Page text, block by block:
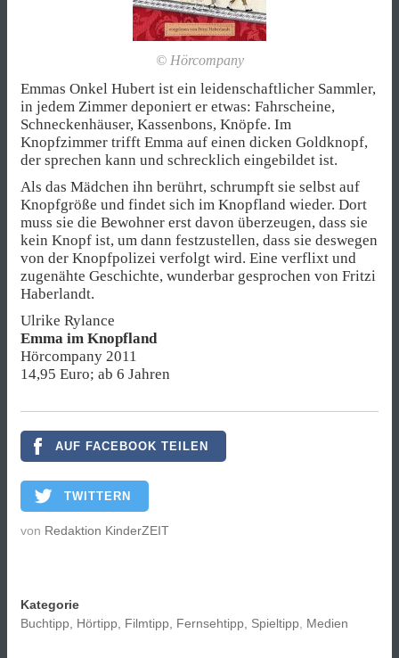
© Hörcompany
Emmas Onkel Hubert ist ein leidenschaftlicher Sammler,
in jedem Zimmer deponiert er etwas: Fahrscheine,
Schneckenhäuser, Kassenbons, Knöpfe. Im
Knopfzimmer trifft Emma auf einen dicken Goldknopf,
der sprechen kann und schrecklich eingebildet ist.
Als das Mädchen ihn berührt, schrumpft sie selbst auf
Knopfgröße und findet sich im Knopfland wieder. Dort
muss sie die Bewohner erst davon überzeugen, dass sie
kein Knopf ist, um dann festzustellen, dass sie deswegen
von der Knopfpolizei verfolgt wird. Eine verflixt und
zugenähte Geschichte, wunderbar gesprochen von Fritzi
Haberlandt.
Ulrike Rylance
Emma im Knopfland
Hörcompany 2011
14,95 Euro; ab 6 Jahren
AUF FACEBOOK TEILEN
TWITTERN
von Redaktion KinderZEIT
Kategorie
Buchtipp, Hörtipp, Filmtipp, Fernsehtipp, Spieltipp Medien